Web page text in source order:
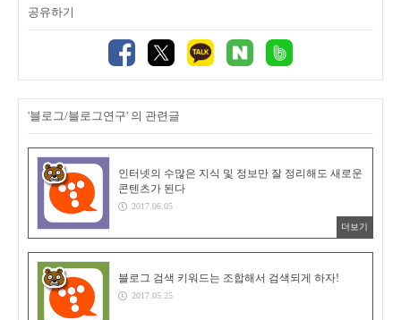
공유하기
'블로그/블로그연구' 의 관련글
인터넷의 수많은 지식 및 정보만 잘 정리해도 새로운
콘텐츠가 된다
2017.06.05
더보기
블로그 검색 키워드는 조합해서 검색되게 하자!
2017.05.25